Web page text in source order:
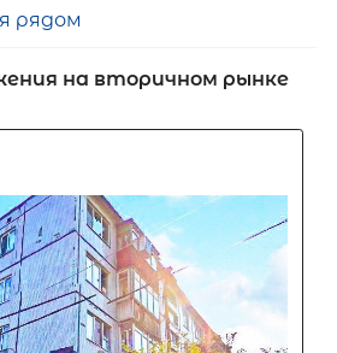
60%
30 40 50 60 70
рядом
на вторичном рынке